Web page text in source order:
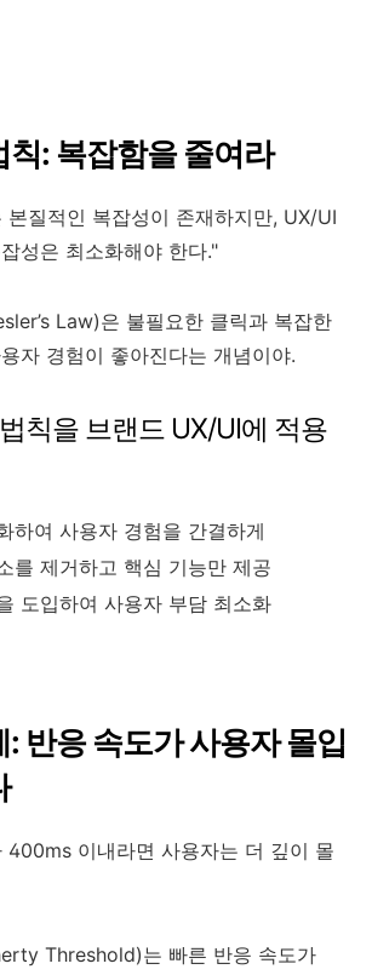
칙: 복잡함을 줄여라
본질적인 복잡성이 존재하지만, UX/UI
성은 최소화해야 한다."
Law)은 불필요한 클릭과 복잡한
자 경험이 좋아진다는 개념이야.
칙을 브랜드 UX/UI에 적용
하여 사용자 경험을 간결하게
를 제거하고 핵심 기능만 제공
도입하여 사용자 부담 최소화
: 반응 속도가 사용자 몰입
400ms 이내라면 사용자는 더 깊이 몰
Threshold)는 빠른 반응 속도가